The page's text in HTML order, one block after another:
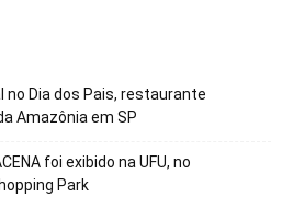
no Dia dos Pais, restaurante
Amazônia em SP
foi exibido na UFU, no
Park